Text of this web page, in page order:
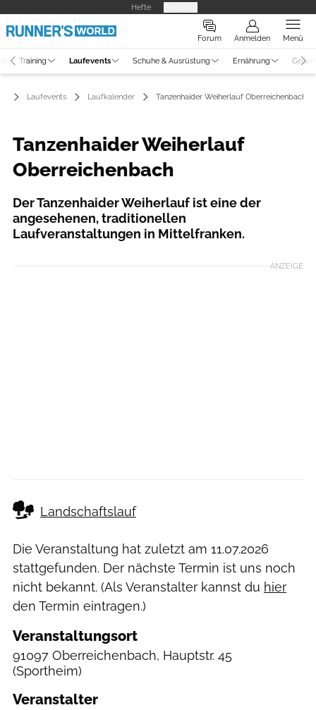
Hefte
Forum Anmelden Menü
Training Laufevents Schuhe & Ausrüstung Ernährung
Laufevents Laufkalender Tanzenhaider Weiherlauf Oberreichenbach
Tanzenhaider Weiherlauf
Oberreichenbach
Der Tanzenhaider Weiherlauf ist eine der
angesehenen, traditionellen
Laufveranstaltungen in Mittelfranken.
ANZEIGE
Landschaftslauf
Die Veranstaltung hat zuletzt am 11.07.2026
stattgefunden. Der nächste Termin ist uns noch
nicht bekannt. (Als Veranstalter kannst du hier
den Termin eintragen.)
Veranstaltungsort
91097 Oberreichenbach, Hauptstr. 45
(Sportheim)
Veranstalter